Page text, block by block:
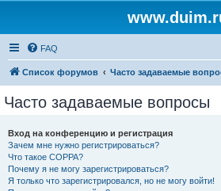
FAQ
Список форумов Часто задаваемые
Часто задаваемые вопросы
Вход на конференцию и регистрация
Зачем мне нужно регистрироваться?
Что такое COPPA?
Почему я не могу зарегистрироваться?
Я только что зарегистрировался, но не могу войти!